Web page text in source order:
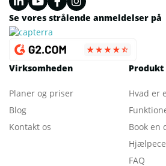
Se vores strålende anmeldelser på
Virksomheden
Planer og priser
Blog
Kontakt os
Produkt
Hvad er
Book en
FAQ